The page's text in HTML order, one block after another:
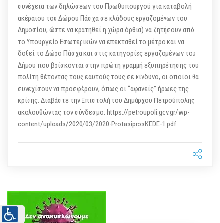
συνέχεια των δηλώσεων του Πρωθυπουργού για καταβολή
ακέραιου του Δώρου Πάσχα σε κλάδους εργαζομένων του
Δημοσίου, ώστε να κρατηθεί η χώρα όρθια) να ζητήσουν από
το Υπουργείο Εσωτερικών να επεκταθεί το μέτρο και να
δοθεί το Δώρο Πάσχα και στις κατηγορίες εργαζομένων του
Δήμου που βρίσκονται στην πρώτη γραμμή εξυπηρέτησης του
πολίτη θέτοντας τους εαυτούς τους σε κίνδυνο, οι οποίοι θα
συνεχίσουν να προσφέρουν, όπως οι “αφανείς” ήρωες της
κρίσης. Διαβάστε την Επιστολή του Δημάρχου Πετρούπολης
ακολουθώντας τον σύνδεσμο: https://petroupoli.gov.gr/wp-
content/uploads/2020/03/2020-ProtasiprosKEDE-1.pdf: